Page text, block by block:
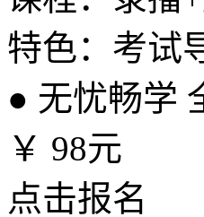
特色：考试
● 无忧畅学
￥ 98元
点击报名